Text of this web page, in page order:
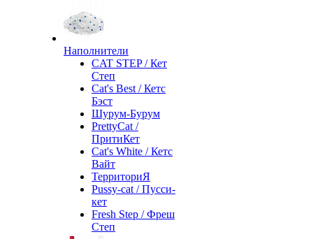
Наполнители
CAT STEP / Кет
Степ
Cat's Best / Кетс
Бэст
Шурум-Бурум
PrettyCat /
ПритиКет
Cat's White / Кетс
Вайт
ТерриториЯ
Pussy-cat / Пусси-
кет
Fresh Step / Фреш
Степ